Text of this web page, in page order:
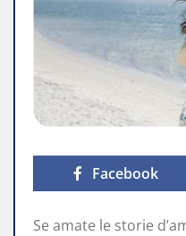
Facebook
Se amate le storie